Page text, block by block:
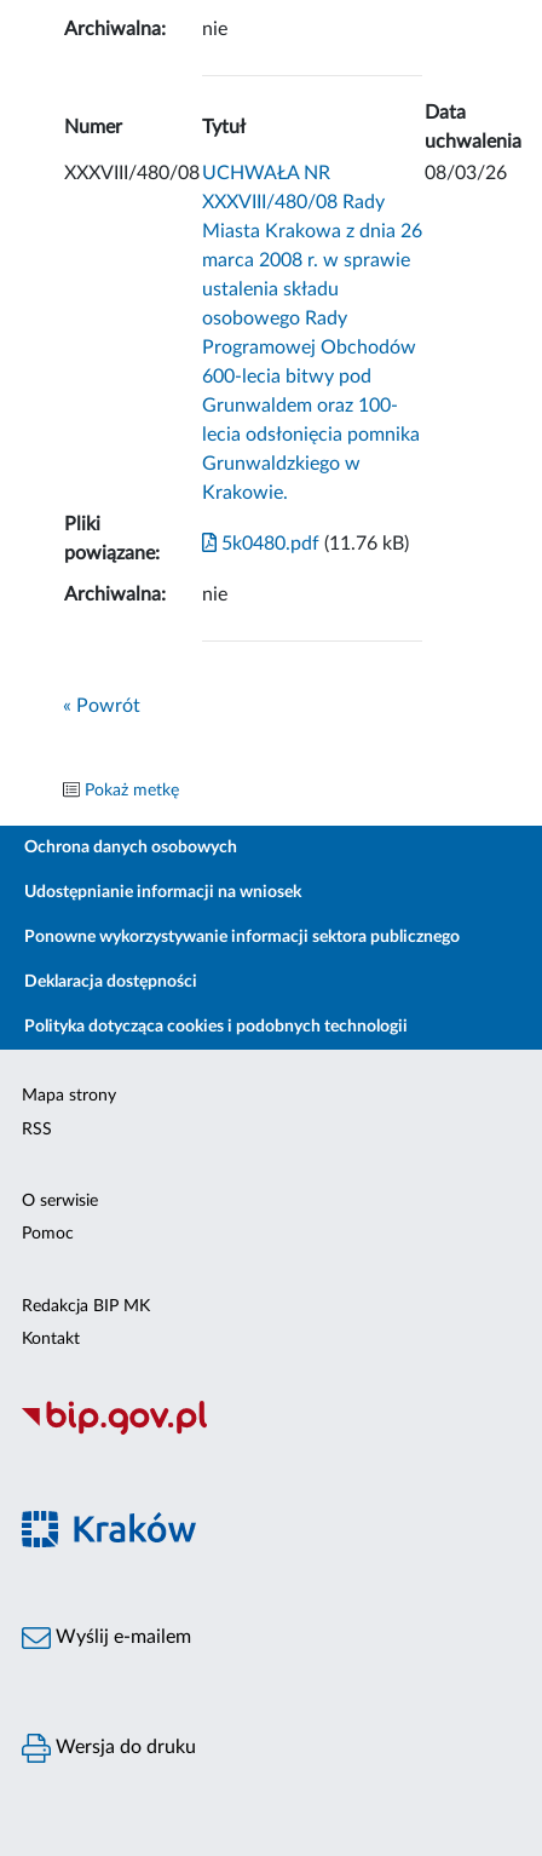
Archiwalna: nie
Numer Tytuł
Data
uchwalenia
XXXVIII/480/08UCHWAŁA NR
XXXVIII/480/08 Rady
Miasta Krakowa z dnia 26
marca 2008 r. w sprawie
ustalenia składu
osobowego Rady
Programowej Obchodów
600-lecia bitwy pod
Grunwaldem oraz 100-
lecia odsłonięcia pomnika
Grunwaldzkiego w
Krakowie.
08/03/26
Pliki
powiązane:
5k0480.pdf (11.76 kB)
Archiwalna: nie
« Powrót
Pokaż metkę
Ochrona danych osobowych
Udostępnianie informacji na wniosek
Ponowne wykorzystywanie informacji sektora publicznego
Deklaracja dostępności
Polityka dotycząca cookies i podobnych technologii
Mapa strony
RSS
O serwisie
Pomoc
Redakcja BIP MK
Kontakt
Wyślij e-mailem
Wersja do druku